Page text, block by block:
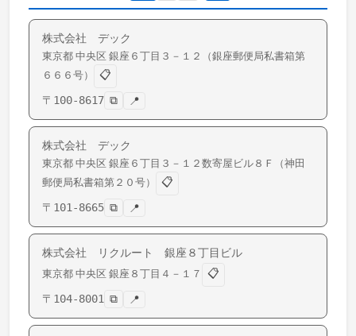
株式会社 デック
東京都 中央区 銀座 ６丁目３－１２（銀座郵便局私書箱第
６６６号）
📋
〒 100-8617 ⧉ 📍
株式会社 デック
東京都 中央区 銀座 ６丁目３－１２数寄屋ビル８Ｆ（神田
郵便局私書箱第２０号）
📋
〒 101-8665 ⧉ 📍
株式会社 リクルート 銀座８丁目ビル
東京都 中央区 銀座 ８丁目４－１７
📋
〒 104-8001 ⧉ 📍